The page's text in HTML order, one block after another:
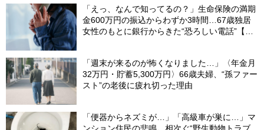
「えっ、なんで知ってるの？」生命保険の満期
金600万円の振込からわずか3時間…67歳独居
女性のもとに銀行からきた“恐ろしい電話”【FP
「週末が来るのが怖くなりました…」〈年金月
32万円・貯蓄5,300万円〉66歳夫婦、“孫ファー
スト”の老後に疲れ切った理由
「便器からネズミが…」「高級車が巣に…」マ